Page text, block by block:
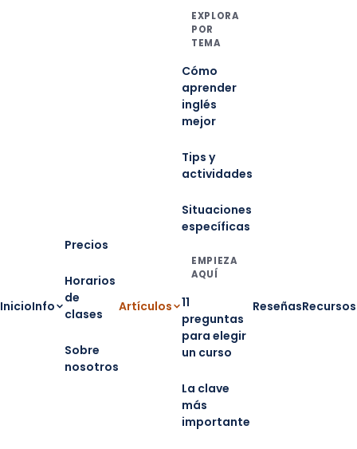
InicioInfo
Precios
Horarios
de
clases
Sobre
nosotros
Artículos
EXPLORA
POR
TEMA
Cómo
aprender
inglés
mejor
Tips y
actividades
Situaciones
específicas
EMPIEZA
AQUÍ
11
preguntas
para elegir
un curso
La clave
más
importante
ReseñasRecursos